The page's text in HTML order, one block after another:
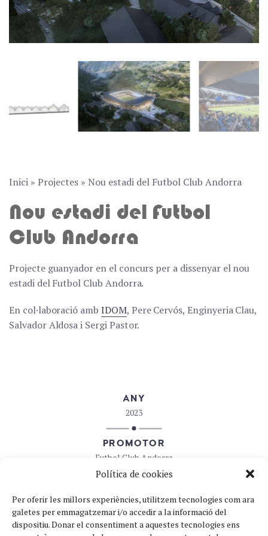
Política de cookies
Per oferir les millors experiències, utilitzem tecnologies com ara
galetes per emmagatzemar i/o accedir a la informació del
dispositiu.Donar el consentiment a aquestes tecnologies ens
Inici » Projectes » Nou estadi del Futbol Club Andorra
Nou estadi del Futbol
Club Andorra
Projecte guanyador en el concurs per a dissenyar el nou
estadi del Futbol Club Andorra.
En col·laboració amb IDOM, Pere Cervós, Enginyeria Clau,
Salvador Aldosa i Sergi Pastor.
ANY
2023
PROMOTOR
Futbol Club Andorra
Equipaments
LOCALITZACIÓ